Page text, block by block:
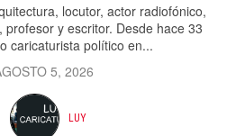
locutor, actor radiofónico,
profesor y escritor. Desde hace 33
caricaturista político en...
5, 2026
LUY